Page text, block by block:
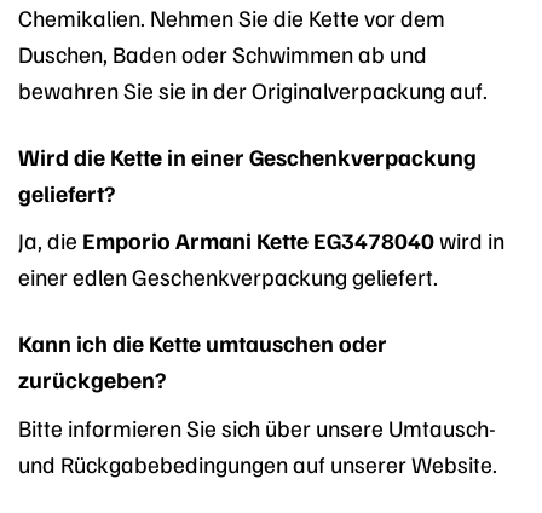
Chemikalien. Nehmen Sie die Kette vor dem
Duschen, Baden oder Schwimmen ab und
bewahren Sie sie in der Originalverpackung auf.
Wird die Kette in einer Geschenkverpackung
geliefert?
Ja, die Emporio Armani Kette EG3478040wird in
einer edlen Geschenkverpackung geliefert.
Kann ich die Kette umtauschen oder
zurückgeben?
Bitte informieren Sie sich über unsere Umtausch-
und Rückgabebedingungen auf unserer Website.